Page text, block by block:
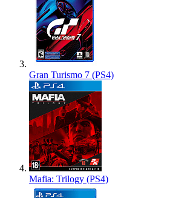
Gran Turismo 7 (PS4)
Mafia: Trilogy (PS4)